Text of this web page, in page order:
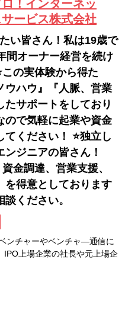
！インターネッ
サービス株式会社
い皆さん！私は19歳で
間オーナー経営を続け
この実体験から得た
ウハウ』『人脈、営業
たサポートをしており
ので気軽に起業や資金
てください！ ⭐️独立し
ンジニアの皆さん！
金調達、営業支援、
を得意としております
ください。
ンチャーやベンチャ―通信に
上場企業の社長や元上場企